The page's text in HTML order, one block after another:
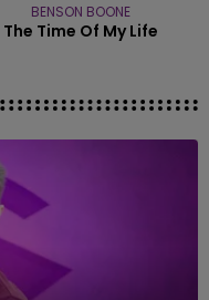
BENSON BOONE
The Time Of My Life